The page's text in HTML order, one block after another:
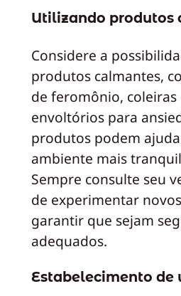
Utilizando produtos
Considere a
produtos calmantes,
de feromônio, coleiras
envoltórios para
produtos podem
ambiente mais
Sempre consulte seu
de experimentar
garantir que sejam
adequados.
Estabelecimento de